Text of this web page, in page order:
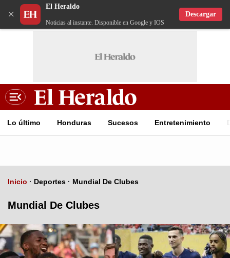
×
El Heraldo
Noticias al instante. Disponible en Google y IOS
Descargar
Lo último Honduras Sucesos Entretenimiento
Inicio · Deportes · Mundial De Clubes
Mundial De Clubes